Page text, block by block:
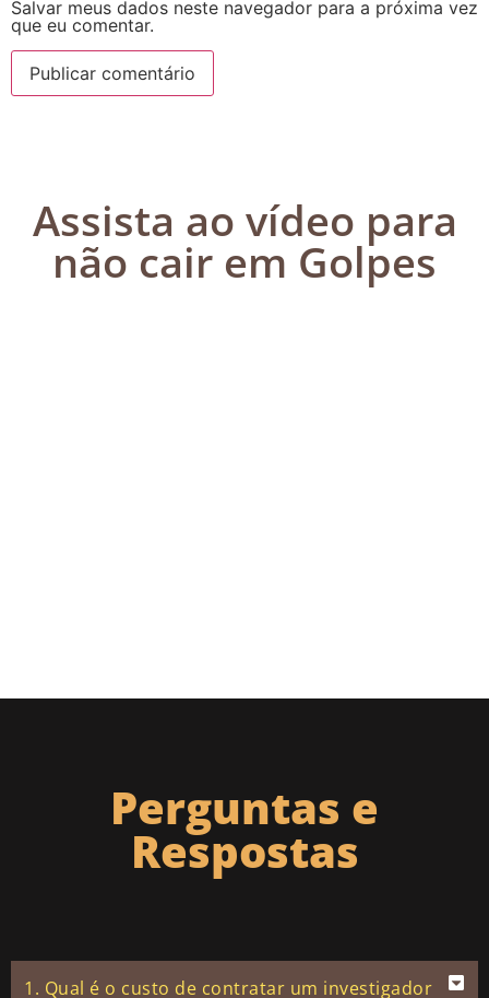
Salvar meus dados neste navegador para a próxima vez
que eu comentar.
Assista ao vídeo para
não cair em Golpes
Perguntas e
Respostas
1. Qual é o custo de contratar um investigador